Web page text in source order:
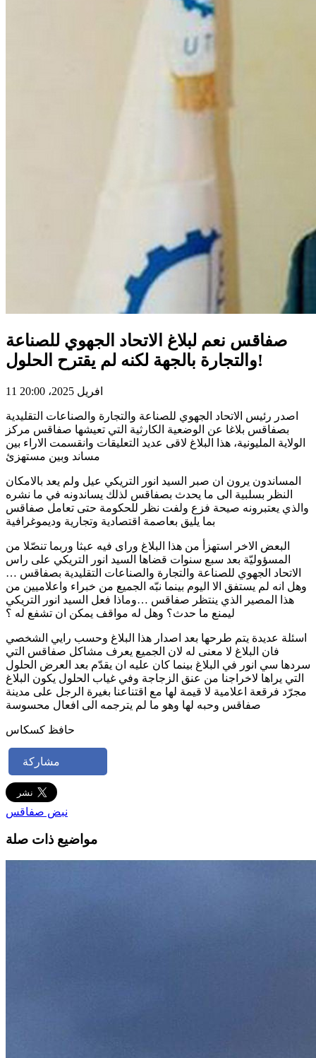
صفاقس نعم لبلاغ الاتحاد الجهوي للصناعة
والتجارة بالجهة لكنه لم يقترح الحلول!
11 افريل 2025، 20:00
اصدر رئيس الاتحاد الجهوي للصناعة والتجارة والصناعات التقليدية
بصفاقس بلاغا عن الوضعية الكارثية التي تعيشها صفاقس مركز
الولاية المليونية، هذا البلاغ لاقى عديد التعليقات وانقسمت الاراء بين
مساند وبين مستهزئ
المساندون يرون ان صبر السيد انور التريكي عيل ولم يعد بالامكان
النظر بسلبية الى ما يحدث بصفاقس لذلك يساندونه في ما نشره
والذي يعتبرونه صيحة فزع ولفت نظر للحكومة حتى تعامل صفاقس
بما يليق بعاصمة اقتصادية وتجارية وديموغرافية
البعض الاخر استهزأ من هذا البلاغ وراى فيه عبثا وربما تنصّلا من
المسؤوليّة بعد سبع سنوات قضاها السيد انور التريكي على راس
الاتحاد الجهوي للصناعة والتجارة والصناعات التقليدية بصفاقس …
وهل انه لم يستفق الا اليوم بينما نبّه الجميع من خبراء واعلاميين من
هذا المصير الذي ينتظر صفاقس …وماذا فعل السيد انور التريكي
ليمنع ما حدث؟ وهل له مواقف يمكن ان تشفع له ؟
اسئلة عديدة يتم طرحها بعد اصدار هذا البلاغ وحسب رايي الشخصي
فان البلاغ لا معنى له لان الجميع يعرف مشاكل صفاقس التي
سردها سي انور في البلاغ بينما كان عليه ان يقدّم بعد العرض الحلول
التي يراها لاخراجنا من عنق الزجاجة وفي غياب الحلول يكون البلاغ
مجرّد فرقعة اعلامية لا قيمة لها مع اقتناعنا بغيرة الرجل على مدينة
صفاقس وحبه لها وهو ما لم يترجمه الى افعال محسوسة
حافظ كسكاس
مشاركة
نبض صفاقس
مواضيع ذات صلة